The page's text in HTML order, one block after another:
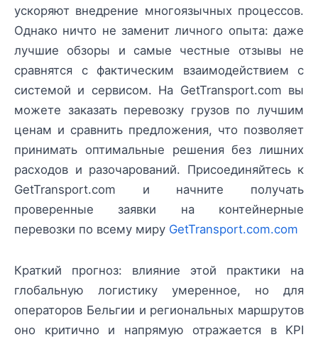
ускоряют внедрение многоязычных процессов.
Однако ничто не заменит личного опыта: даже
лучшие обзоры и самые честные отзывы не
сравнятся с фактическим взаимодействием с
системой и сервисом. На GetTransport.com вы
можете заказать перевозку грузов по лучшим
ценам и сравнить предложения, что позволяет
принимать оптимальные решения без лишних
расходов и разочарований. Присоединяйтесь к
GetTransport.com и начните получать
проверенные заявки на контейнерные
перевозки по всему миру GetTransport.com.com
Краткий прогноз: влияние этой практики на
глобальную логистику умеренное, но для
операторов Бельгии и региональных маршрутов
оно критично и напрямую отражается в KPI